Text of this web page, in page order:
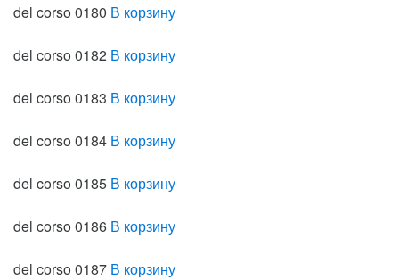
del corso 0180 В корзину
del corso 0182 В корзину
del corso 0183 В корзину
del corso 0184 В корзину
del corso 0185 В корзину
del corso 0186 В корзину
del corso 0187 В корзину